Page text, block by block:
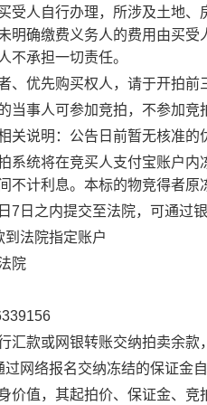
受人自行办理，所涉及土地
明确缴费义务人的费用由买
不承担一切责任。
、优先购买权人，请于开拍前
当事人可参加竞拍，不参加
关说明：公告日前暂无核准的
系统将在竞买人支付宝账户
不计利息。本标的物竞得者
7 日之内提交至法院，可通过
法院指定账户
院
汇款或网银转账交纳拍卖余
网络报名交纳冻结的保证金
价值，其起拍价、保证金、